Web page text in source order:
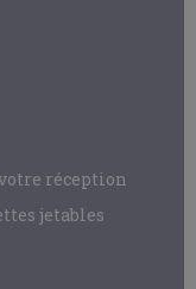
réception
jetables